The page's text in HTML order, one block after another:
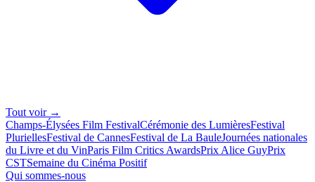
Tout voir →
Champs-Élysées Film FestivalCérémonie des LumièresFestival
PluriellesFestival de CannesFestival de La BauleJournées nationales
du Livre et du VinParis Film Critics AwardsPrix Alice GuyPrix
CSTSemaine du Cinéma Positif
Qui sommes-nous